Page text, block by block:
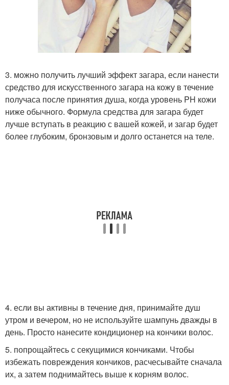
3. можно получить лучший эффект загара, если нанести
средство для искусственного загара на кожу в течение
получаса после принятия душа, когда уровень PH кожи
ниже обычного. Формула средства для загара будет
лучше вступать в реакцию с вашей кожей, и загар будет
более глубоким, бронзовым и долго останется на теле.
4. если вы активны в течение дня, принимайте душ
утром и вечером, но не используйте шампунь дважды в
день. Просто нанесите кондиционер на кончики волос.
5. попрощайтесь с секущимися кончиками. Чтобы
избежать повреждения кончиков, расчесывайте сначала
их, а затем поднимайтесь выше к корням волос.